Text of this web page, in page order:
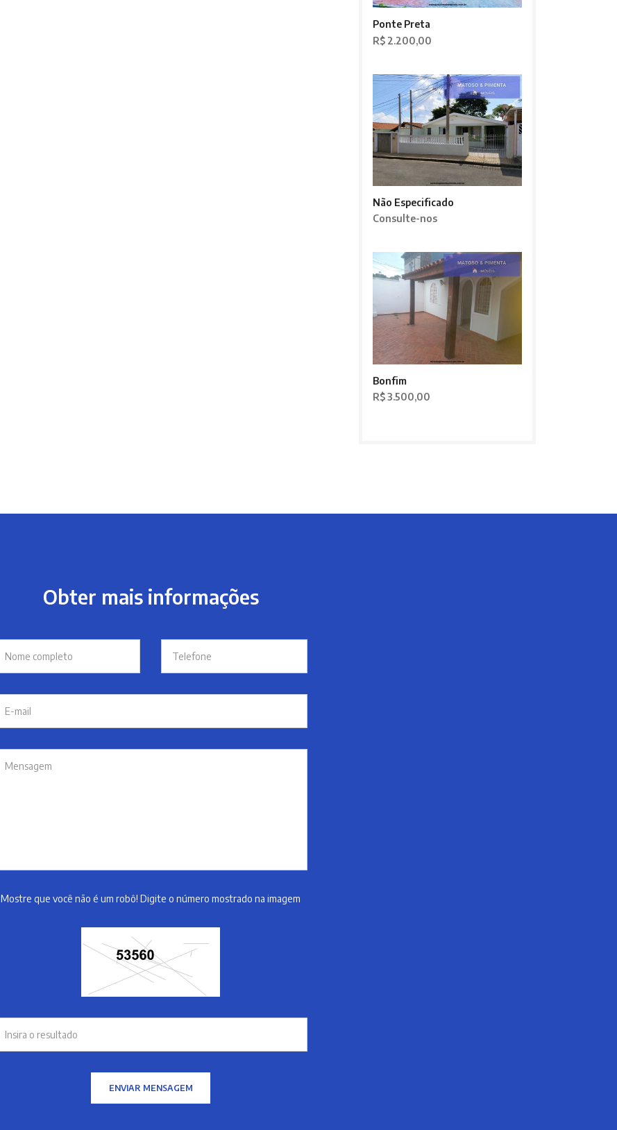
Ponte Preta
R$ 2.200,00
Não Especificado
Consulte-nos
Bonfim
R$ 3.500,00
Obter mais informações
Mostre que você não é um robô! Digite o número mostrado na imagem
ENVIAR MENSAGEM